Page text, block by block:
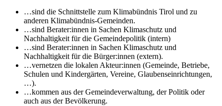
…sind die Schnittstelle zum Klimabündnis Tirol und zu
anderen Klimabündnis-Gemeinden.
…sind Berater:innen in Sachen Klimaschutz und
Nachhaltigkeit für die Gemeindepolitik (intern)
…sind Berater:innen in Sachen Klimaschutz und
Nachhaltigkeit für die Bürger:innen (extern).
…vernetzen die lokalen Akteur:innen (Gemeinde, Betriebe,
Schulen und Kindergärten, Vereine, Glaubenseinrichtungen,
…).
…kommen aus der Gemeindeverwaltung, der Politik oder
auch aus der Bevölkerung.